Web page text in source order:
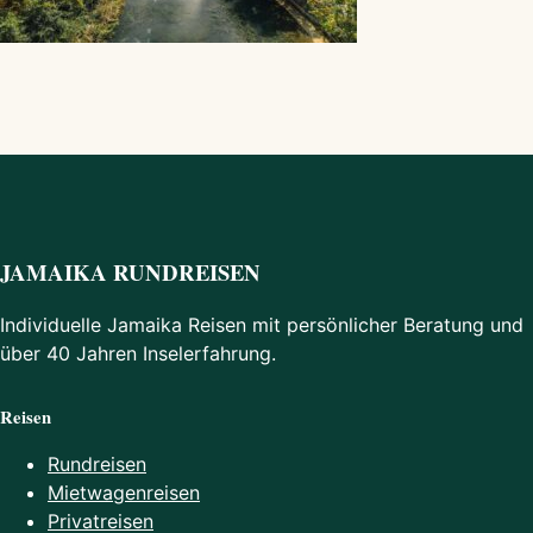
JAMAIKA RUNDREISEN
Individuelle Jamaika Reisen mit persönlicher Beratung und
über 40 Jahren Inselerfahrung.
Reisen
Rundreisen
Mietwagenreisen
Privatreisen